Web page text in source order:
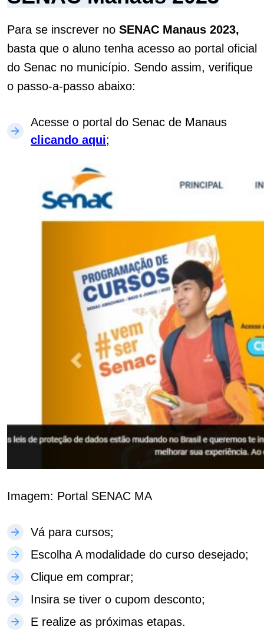
Para se inscrever no SENAC Manaus 2023,
basta que o aluno tenha acesso ao portal oficial
do Senac no município. Sendo assim, verifique
o passo-a-passo abaixo:
Acesse o portal do Senac de Manaus
clicando aqui;
Imagem: Portal SENAC MA
Vá para cursos;
Escolha A modalidade do curso desejado;
Clique em comprar;
Insira se tiver o cupom desconto;
E realize as próximas etapas.